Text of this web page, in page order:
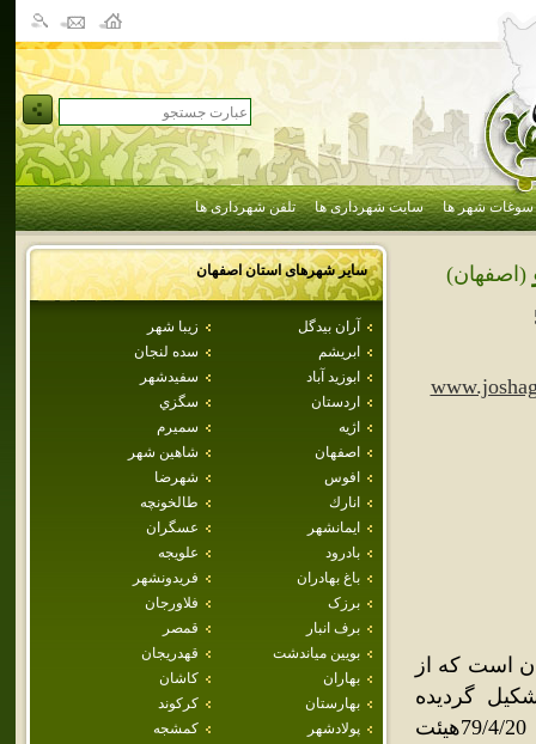
سوغات شهر ها سایت شهرداری ها تلفن شهرداری ها
سایر شهرهای استاناصفهان
آران بيدگل
زيبا شهر
ابريشم
سده لنجان
ابوزيد آباد
سفيدشهر
اردستان
سگزي
اژيه
سميرم
اصفهان
شاهين شهر
افوس
شهرضا
انارك
طالخونچه
ايمانشهر
عسگران
بادرود
علويجه
باغ بهادران
فريدونشهر
برزک
فلاورجان
برف انبار
قمصر
بويين مياندشت
قهدريجان
بهاران
كاشان
بهارستان
كركوند
پولادشهر
كمشجه
(اصفهان)
است که از
گردیده
است.درسال 1379طی مصوبه شماره /15288ت 21357ک مورخ 79/4/20هیئت